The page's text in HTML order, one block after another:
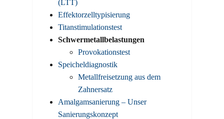
(LTT)
Effektorzelltypisierung
Titanstimulationstest
Schwermetallbelastungen
Provokationstest
Speicheldiagnostik
Metallfreisetzung aus dem
Zahnersatz
Amalgamsanierung – Unser
Sanierungskonzept